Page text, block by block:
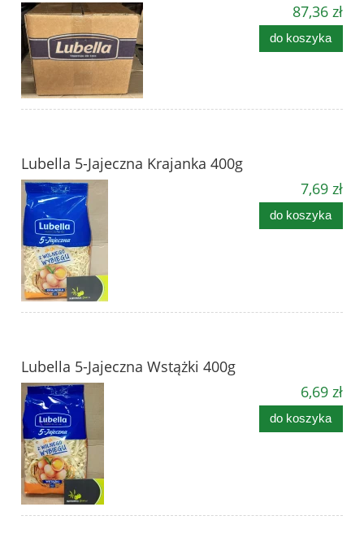
87,36 zł
do koszyka
Lubella 5-Jajeczna Krajanka 400g
7,69 zł
do koszyka
Lubella 5-Jajeczna Wstążki 400g
6,69 zł
do koszyka